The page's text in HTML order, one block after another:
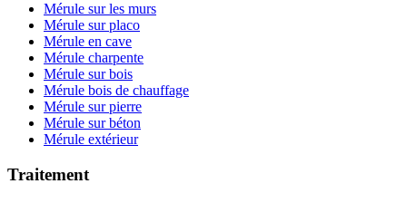
Mérule sur les murs
Mérule sur placo
Mérule en cave
Mérule charpente
Mérule sur bois
Mérule bois de chauffage
Mérule sur pierre
Mérule sur béton
Mérule extérieur
Traitement